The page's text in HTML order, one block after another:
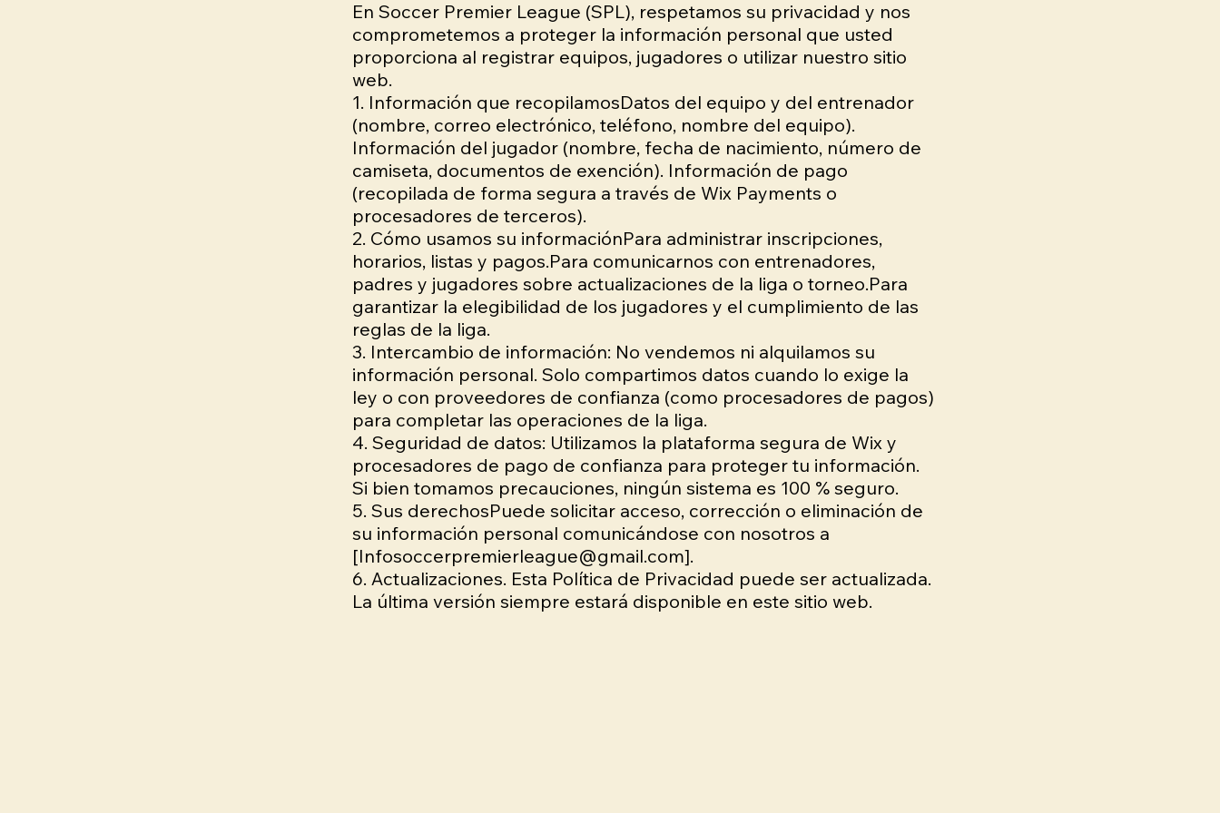
En Soccer Premier League (SPL), respetamos su privacidad y nos
comprometemos a proteger la información personal que usted
proporciona al registrar equipos, jugadores o utilizar nuestro sitio
web.
1. Información que recopilamosDatos del equipo y del entrenador
(nombre, correo electrónico, teléfono, nombre del equipo).
Información del jugador (nombre, fecha de nacimiento, número de
camiseta, documentos de exención). Información de pago
(recopilada de forma segura a través de Wix Payments o
procesadores de terceros).
2. Cómo usamos su informaciónPara administrar inscripciones,
horarios, listas y pagos.Para comunicarnos con entrenadores,
padres y jugadores sobre actualizaciones de la liga o torneo.Para
garantizar la elegibilidad de los jugadores y el cumplimiento de las
reglas de la liga.
3. Intercambio de información: No vendemos ni alquilamos su
información personal. Solo compartimos datos cuando lo exige la
ley o con proveedores de confianza (como procesadores de pagos)
para completar las operaciones de la liga.
4. Seguridad de datos: Utilizamos la plataforma segura de Wix y
procesadores de pago de confianza para proteger tu información.
Si bien tomamos precauciones, ningún sistema es 100 % seguro.
5. Sus derechosPuede solicitar acceso, corrección o eliminación de
su información personal comunicándose con nosotros a
[Infosoccerpremierleague@gmail.com].
6. Actualizaciones. Esta Política de Privacidad puede ser actualizada.
La última versión siempre estará disponible en este sitio web.